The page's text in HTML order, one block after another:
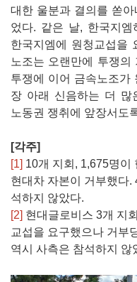
대한 울분과 결의를 쏟
었다. 같은 날, 한국지엠
한국지엠에 원청교섭을
노조는 오랜만에 투쟁
투쟁에 이어 금속노조가
장 아래 신음하는 더 많
노동권 쟁취에 앞장서도
[각주]
[1] 10개 지회, 1,675명이
현대차 자본이 거부했다.
석하지 않았다.
[2] 현대글로비스 3개 지
교섭을 요구했으나 거부
역시 사측은 참석하지 않